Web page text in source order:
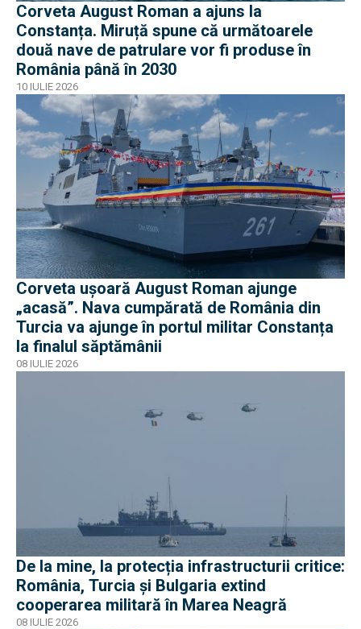
Corveta August Roman a ajuns la
Constanța. Miruță spune că următoarele
două nave de patrulare vor fi produse în
România până în 2030
10 IULIE 2026
Corveta ușoară August Roman ajunge
„acasă”. Nava cumpărată de România din
Turcia va ajunge în portul militar Constanța
la finalul săptămânii
08 IULIE 2026
De la mine, la protecția infrastructurii critice:
România, Turcia și Bulgaria extind
cooperarea militară în Marea Neagră
08 IULIE 2026